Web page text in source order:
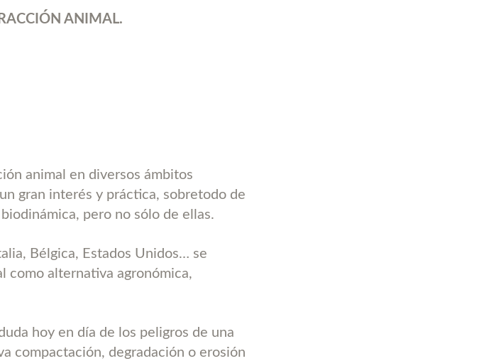
ANIMAL.
animal en diversos ámbitos
gran interés y práctica, sobretodo de
pero no sólo de ellas.
Bélgica, Estados Unidos… se
como alternativa agronómica,
hoy en día de los peligros de una
compactación, degradación o erosión